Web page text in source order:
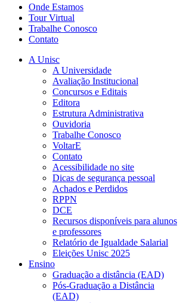
Onde Estamos
Tour Virtual
Trabalhe Conosco
Contato
A Unisc
A Universidade
Avaliação Institucional
Concursos e Editais
Editora
Estrutura Administrativa
Ouvidoria
Trabalhe Conosco
VoltarE
Contato
Acessibilidade no site
Dicas de segurança pessoal
Achados e Perdidos
RPPN
DCE
Recursos disponíveis para alunos
e professores
Relatório de Igualdade Salarial
Eleições Unisc 2025
Ensino
Graduação a distância (EAD)
Pós-Graduação a Distância
(EAD)